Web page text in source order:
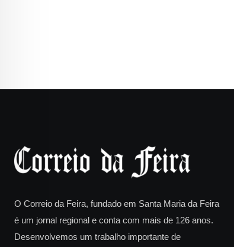
O Correio da Feira, fundado em Santa Maria da Feira
é um jornal regional e conta com mais de 126 anos.
Desenvolvemos um trabalho importante de